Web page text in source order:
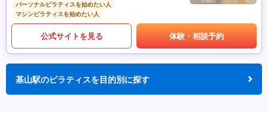
パーソナルピラティスを始めたい人
マシンピラティスを始めたい人
公式サイトを見る 体験・相談予約
基山駅のピラティスを目的別に探す